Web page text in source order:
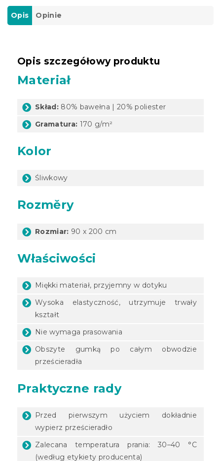
Opis Opinie
Opis szczegółowy produktu
Materiał
Skład: 80% bawełna | 20% poliester
Gramatura: 170 g/m²
Kolor
Śliwkowy
Rozměry
Rozmiar: 90 x 200 cm
Właściwości
Miękki materiał, przyjemny w dotyku
Wysoka elastyczność, utrzymuje trwały
kształt
Nie wymaga prasowania
Obszyte gumką po całym obwodzie
prześcieradła
Praktyczne rady
Przed pierwszym użyciem dokładnie
wypierz prześcieradło
Zalecana temperatura prania: 30–40 °C
(według etykiety producenta)